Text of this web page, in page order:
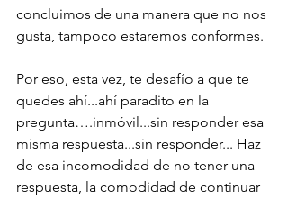
concluimos de una manera que no nos
gusta, tampoco estaremos conformes.
Por eso, esta vez, te desafío a que te
quedes ahí...ahí paradito en la
pregunta….inmóvil...sin responder esa
misma respuesta...sin responder... Haz
de esa incomodidad de no tener una
respuesta, la comodidad de continuar